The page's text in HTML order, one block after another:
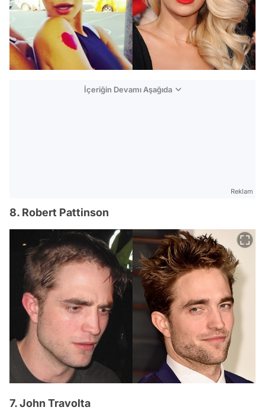
İçeriğin Devamı Aşağıda
Reklam
8. Robert Pattinson
7. John Travolta